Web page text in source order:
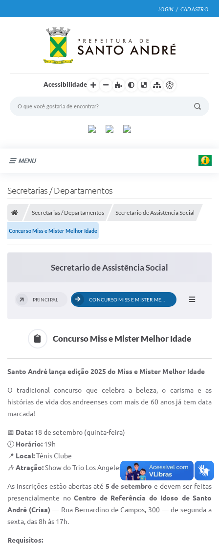
LOGIN / CADASTRO
Acessibilidade
MENU
Portal de Serviços
Transparência
Contas Públicas
Declaração de Rendimentos
Editais
Fale Conosco
FAQ - Perguntas Frequentes
Iluminação Pública
IPTU 2025
Legislação
Lei de acesso à informação
Lista de Comorbidades
Secretarias / Departamentos
Secretarias / Departamentos Secretario de Assistência Social
Concurso Miss e Mister Melhor Idade
Secretario de Assistência Social
PRINCIPAL
Concurso Miss e Mister Melhor Idade
Santo André lança edição 2025 do Miss e Mister Melhor Idade
O tradicional concurso que celebra a beleza, o carisma e as
histórias de vida dos andreenses com mais de 60 anos já tem data
marcada!
📅 Data: 18 de setembro (quinta-feira)
🕖 Horário: 19h
📍 Local:Tênis Clube
🎶 Atração:Show do Trio Los Angeles
As inscrições estão abertas até 5 de setembro e devem ser feitas
presencialmente no Centro de Referência do Idoso de Santo
André (Crisa) — Rua Bernardino de Campos, 300 — de segunda a
sexta, das 8h às 17h.
Requisitos: